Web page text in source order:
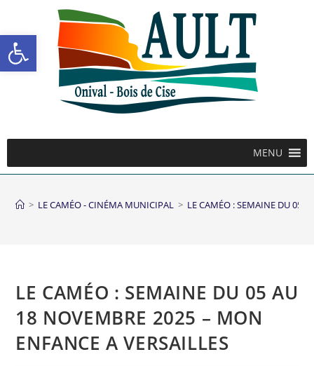
Ouvrir la barre d’outils
MENU
> LE CAMÉO - CINÉMA MUNICIPAL > LE CAMÉO : SEMAINE DU 05
LE CAMÉO : SEMAINE DU 05 AU
18 NOVEMBRE 2025 – MON
ENFANCE A VERSAILLES